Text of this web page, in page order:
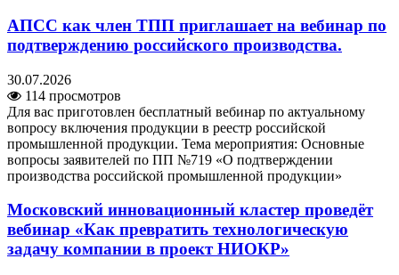
АПСС как член ТПП приглашает на вебинар по
подтверждению российского производства.
30.07.2026
114 просмотров
Для вас приготовлен бесплатный вебинар по актуальному
вопросу включения продукции в реестр российской
промышленной продукции. Тема мероприятия: Основные
вопросы заявителей по ПП №719 «О подтверждении
производства российской промышленной продукции»
Московский инновационный кластер проведёт
вебинар «Как превратить технологическую
задачу компании в проект НИОКР»